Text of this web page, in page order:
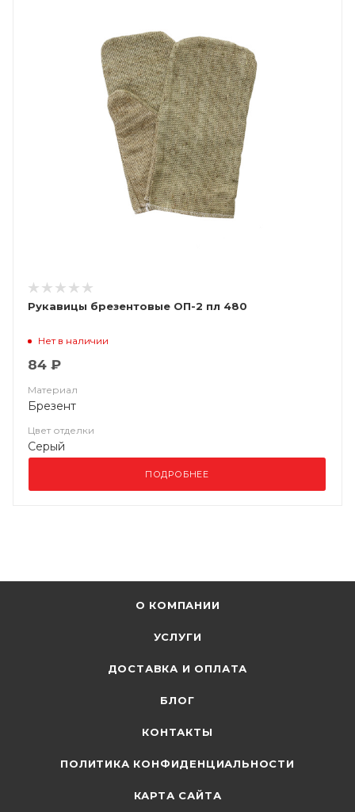
Рукавицы брезентовые ОП-2 пл 480
Нет в наличии
84 ₽
Материал
Брезент
Цвет отделки
Серый
ПОДРОБНЕЕ
О КОМПАНИИ
УСЛУГИ
ДОСТАВКА И ОПЛАТА
БЛОГ
КОНТАКТЫ
ПОЛИТИКА КОНФИДЕНЦИАЛЬНОСТИ
КАРТА САЙТА